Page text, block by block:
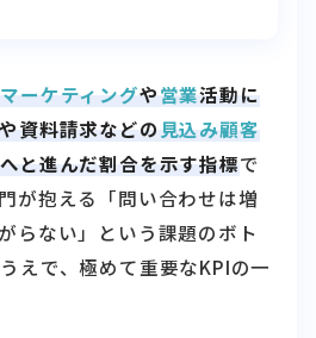
マーケティングや営業活動に
資料請求などの見込み顧客
と進んだ割合を示す指標で
が抱える「問い合わせは増
らない」という課題のボト
えで、極めて重要なKPIの一